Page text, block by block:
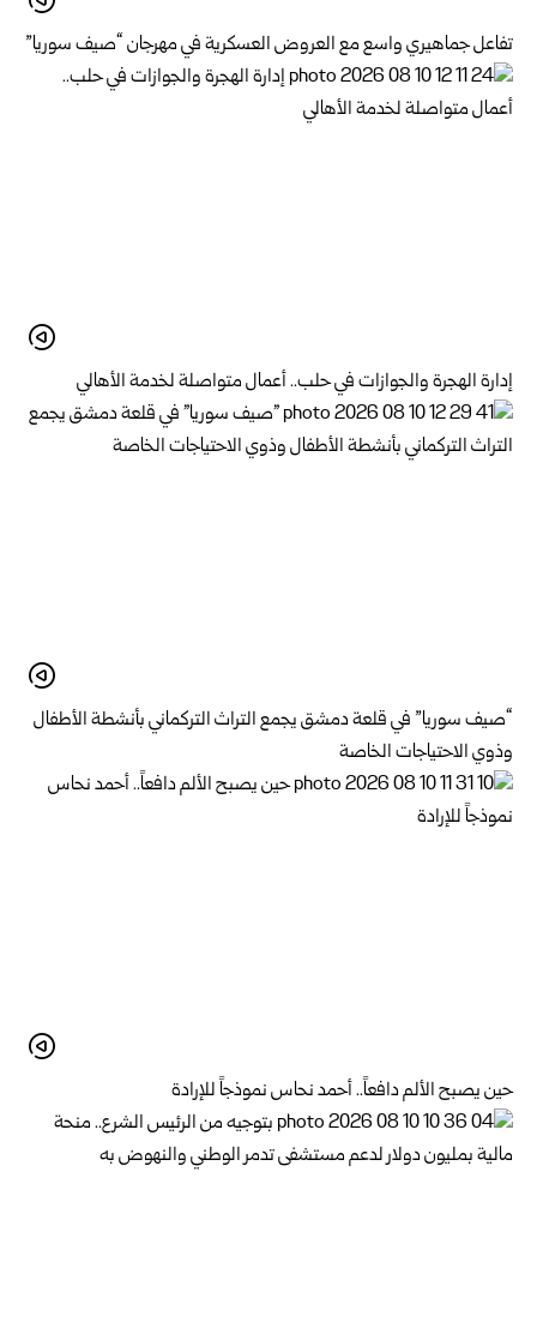
تفاعل جماهيري واسع مع العروض العسكرية في مهرجان “صيف سوريا”
إدارة الهجرة والجوازات في حلب.. أعمال متواصلة لخدمة الأهالي
“صيف سوريا” في قلعة دمشق يجمع التراث التركماني بأنشطة الأطفال
وذوي الاحتياجات الخاصة
حين يصبح الألم دافعاً.. أحمد نحاس نموذجاً للإرادة